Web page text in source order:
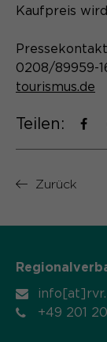
Kaufpreis
0208/89959-
tourismus.de
Teilen:
Zurück
+49 201